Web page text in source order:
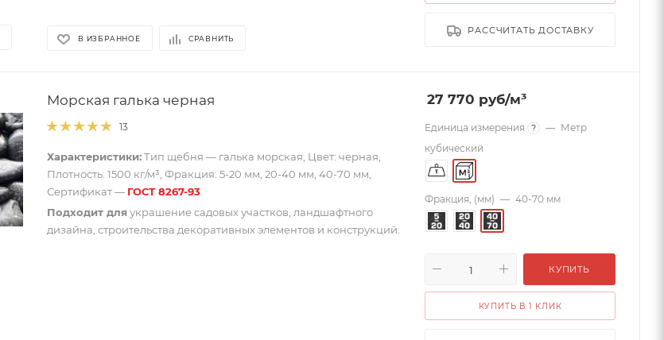
В ИЗБРАННОЕ СРАВНИТЬ
РАССЧИТАТЬ ДОСТАВКУ
Морская галька черная
13
Характеристики:Тип щебня — галька морская, Цвет: черная,
Плотность: 1500 кг/м³, Фракция: 5-20 мм, 20-40 мм, 40-70 мм,
Сертификат — ГОСТ 8267-93
Подходит для украшение садовых участков, ландшафтного
дизайна, строительства декоративных элементов и конструкций.
27 770 руб/м³
Единица измерения ? — Метр
кубический
Фракция, (мм) — 40-70 мм
КУПИТЬ
КУПИТЬ В 1 КЛИК